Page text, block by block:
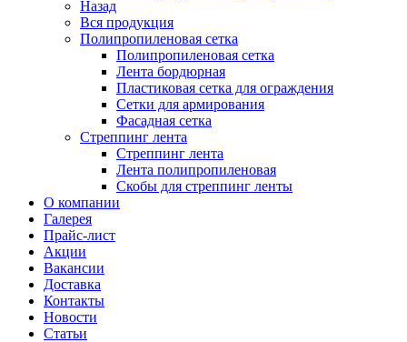
Назад
Вся продукция
Полипропиленовая сетка
Полипропиленовая сетка
Лента бордюрная
Пластиковая сетка для ограждения
Сетки для армирования
Фасадная сетка
Стреппинг лента
Стреппинг лента
Лента полипропиленовая
Скобы для стреппинг ленты
О компании
Галерея
Прайс-лист
Акции
Вакансии
Доставка
Контакты
Новости
Статьи